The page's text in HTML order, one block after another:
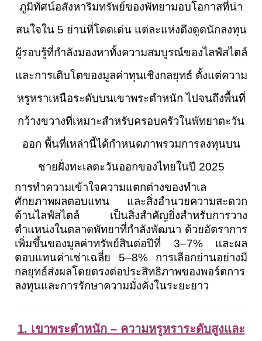
ภูมิทัศน์อสังหาริมทรัพย์ของพัทยามอบโอกาสที่น่า
สนใจใน 5 ย่านที่โดดเด่น แต่ละแห่งดึงดูดนักลงทุน
ผู้รอบรู้ที่กำลังมองหาทั้งความสมบูรณ์ของไลฟ์สไตล์
และการเติบโตของมูลค่าทุนเชิงกลยุทธ์ ตั้งแต่ความ
หรูหราเหนือระดับบนเขาพระตำหนัก ไปจนถึงพื้นที่
กว้างขวางที่เหมาะสำหรับครอบครัวในพัทยาตะวัน
ออก พื้นที่เหล่านี้ได้กำหนดภาพรวมการลงทุนบน
ชายฝั่งทะเลตะวันออกของไทยในปี 2025
การทำความเข้าใจความแตกต่างของทำเล
ศักยภาพผลตอบแทน และสิ่งอำนวยความสะดวก
ด้านไลฟ์สไตล์ เป็นสิ่งสำคัญยิ่งสำหรับการวาง
ตำแหน่งในตลาดพัทยาที่กำลังพัฒนา ด้วยอัตราการ
เพิ่มขึ้นของมูลค่าทรัพย์สินต่อปีที่ 3–7% และผล
ตอบแทนค่าเช่าเฉลี่ย 5–8% การเลือกย่านอย่างมี
กลยุทธ์ส่งผลโดยตรงต่อประสิทธิภาพของพอร์ตการ
ลงทุนและการรักษาความมั่งคั่งในระยะยาว
1. เขาพระตำหนัก – ความหรูหราระดับสูงและ